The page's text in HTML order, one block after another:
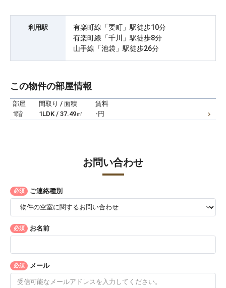
利用駅
有楽町線「要町」駅徒歩10分
有楽町線「千川」駅徒歩8分
山手線「池袋」駅徒歩26分
この物件の部屋情報
部屋 間取り / 面積
賃料
1階
1LDK / 37.49㎡ -円
お問い合わせ
必須 ご連絡種別
必須 お名前
必須 メール